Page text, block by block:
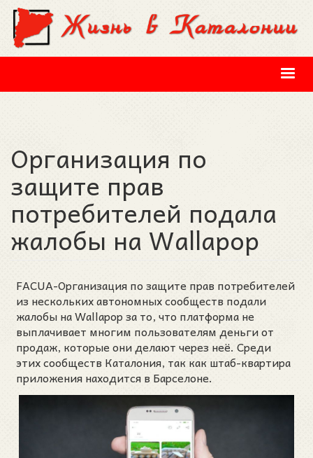
Перейти к основному содержанию
Организация по
защите прав
потребителей подала
жалобы на Wallapop
FACUA-Организация по защите прав потребителей
из нескольких автономных сообществ подали
жалобы на Wallapop за то, что платформа не
выплачивает многим пользователям деньги от
продаж, которые они делают через неё. Среди
этих сообществ Каталония, так как штаб-квартира
приложения находится в Барселоне.